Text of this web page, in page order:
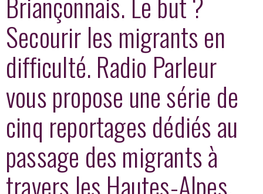
Secourir les migrants en
difficulté. Radio Parleur
vous propose une série de
cinq reportages dédiés au
passage des migrants à
travers les Hautes-Alpes.